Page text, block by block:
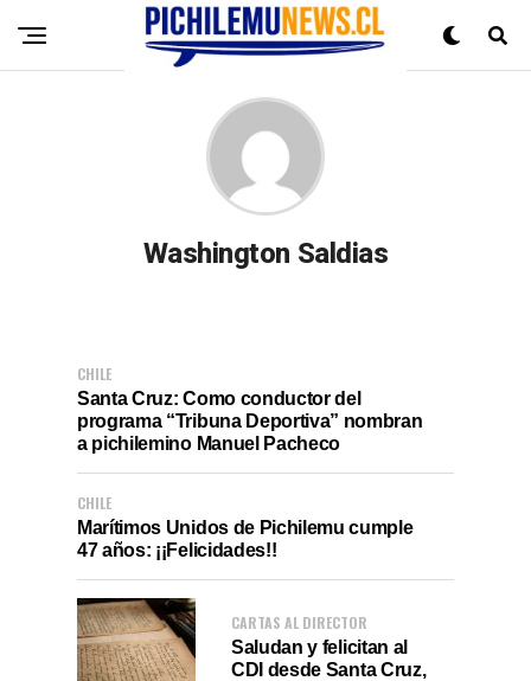
Washington Saldias
CHILE
Santa Cruz: Como conductor del
programa “Tribuna Deportiva” nombran
a pichilemino Manuel Pacheco
CHILE
Marítimos Unidos de Pichilemu cumple
47 años: ¡¡Felicidades!!
CARTAS AL DIRECTOR
Saludan y felicitan al
CDI desde Santa Cruz,